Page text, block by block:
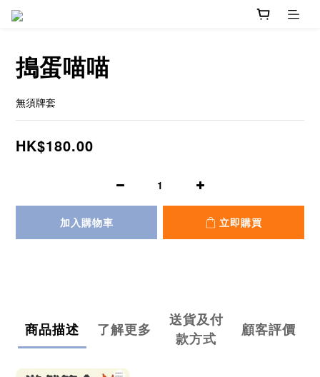
搗蛋喵喵
無須牌套
HK$180.00
加入購物車 立即購買
商品描述 了解更多
送貨及付
款方式
顧客評價